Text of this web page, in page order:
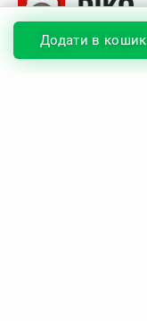
Додати в кошик